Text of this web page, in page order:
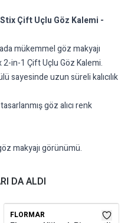
Çift Uçlu Göz Kalemi -
mükemmel göz makyajı
in-1 Çift Uçlu Göz Kalemi.
sayesinde uzun süreli kalıcılık
göz alıcı renk
makyajı görünümü.
DA ALDI
FLORMAR